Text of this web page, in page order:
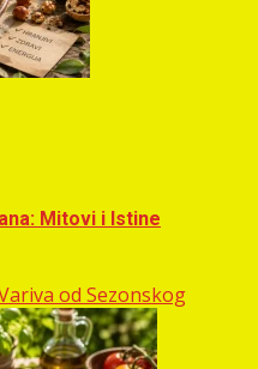
Mitovi i Istine
od Sezonskog